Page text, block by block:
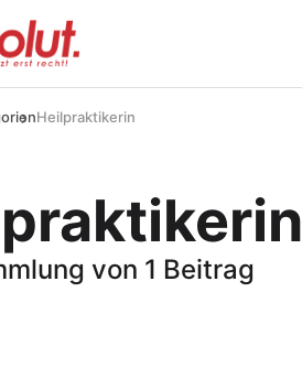
Heilpraktikerin
von 1 Beitrag